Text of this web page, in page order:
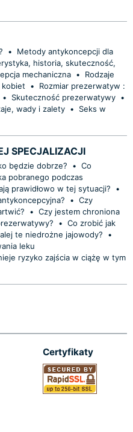
•
Metody antykoncepcji dla
historia, skuteczność,
mechaniczna •
Rodzaje
kobiet •
Rozmiar prezerwatyw :
• Skuteczność prezerwatywy •
wady i zalety •
Seks w
SPECJALIZACJI
będzie dobrze? • Co
pobranego podczas
prawidłowo w tej sytuacji?
•
• Czy
• Czy jestem chroniona
• Co zrobić jak
te niedrożne jajowody?
•
leku
ryzyko zajścia w ciążę w tym
Certyfikaty